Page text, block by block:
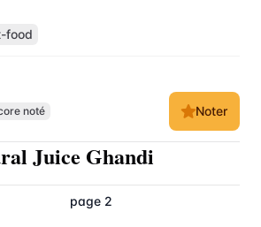
food
noté Noter
Juice Ghandi
page 2